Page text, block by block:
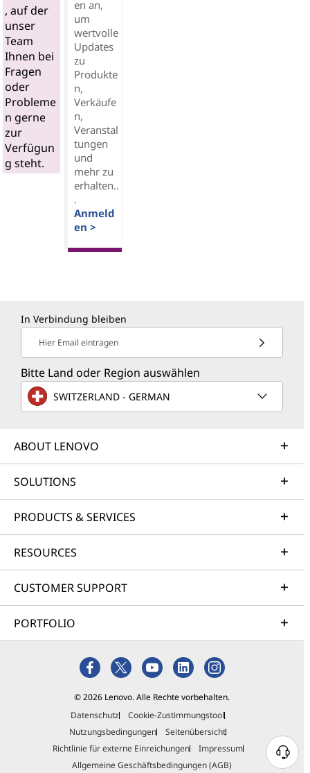
, auf der
unser
Team
Ihnen bei
Fragen
oder
Probleme
n gerne
zur
Verfügun
g steht.
en an,
um
wertvolle
Updates
zu
Produkte
n,
Verkäufe
n,
Veranstal
tungen
und
mehr zu
erhalten..
.
Anmeld
en >
In Verbindung bleiben
Hier Email eintragen
Bitte Land oder Region auswählen
SWITZERLAND - GERMAN
ABOUT LENOVO
SOLUTIONS
PRODUCTS & SERVICES
RESOURCES
CUSTOMER SUPPORT
PORTFOLIO
© 2026 Lenovo. Alle Rechte vorbehalten.
Datenschutz
Cookie-Zustimmungstool
Nutzungsbedingungen
Seitenübersicht
Richtlinie für externe Einreichungen
Impressum
Allgemeine Geschäftsbedingungen (AGB)